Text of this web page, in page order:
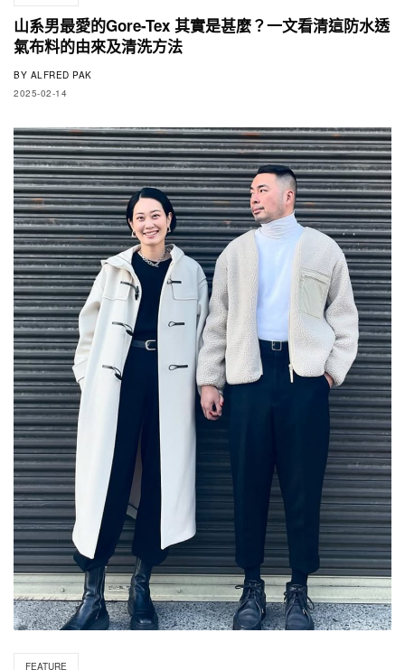
山系男最愛的Gore-Tex 其實是甚麼？一文看清這防水透
氣布料的由來及清洗方法
BY ALFRED PAK
2025-02-14
FEATURE